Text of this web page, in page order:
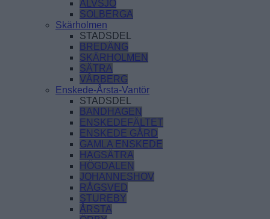
ÄLVSJÖ
SOLBERGA
Skärholmen
STADSDEL
BREDÄNG
SKÄRHOLMEN
SÄTRA
VÅRBERG
Enskede-Årsta-Vantör
STADSDEL
BANDHAGEN
ENSKEDEFÄLTET
ENSKEDE GÅRD
GAMLA ENSKEDE
HAGSÄTRA
HÖGDALEN
JOHANNESHOV
RÅGSVED
STUREBY
ÅRSTA